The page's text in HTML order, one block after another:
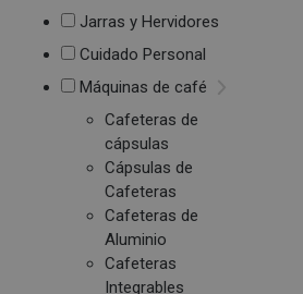
Jarras y Hervidores
Cuidado Personal
Máquinas de café
Cafeteras de
cápsulas
Cápsulas de
Cafeteras
Cafeteras de
Aluminio
Cafeteras
Integrables